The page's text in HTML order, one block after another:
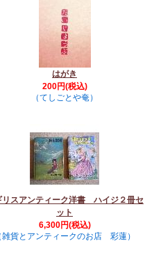
はがき
200円(税込)
（てしごとや奄）
リスアンティーク洋書 ハイジ２冊セ
ット
6,300円(税込)
雑貨とアンティークのお店 彩蓮）